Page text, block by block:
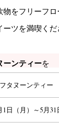
物をフリーフ
ツを満喫くだ
ーンティーを
タヌーンティー
1日（月）～5月31